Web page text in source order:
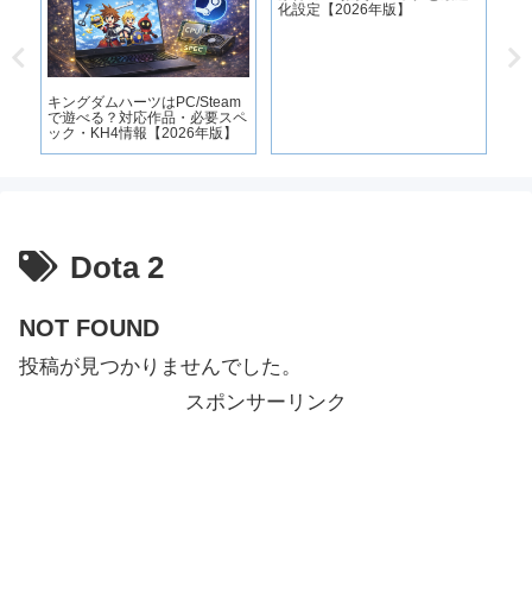
キングダムハーツはPC/Steam
で遊べる？対応作品・必要スペ
ック・KH4情報【2026年版】
化設定【2026年版】
Dota 2
NOT FOUND
投稿が見つかりませんでした。
スポンサーリンク